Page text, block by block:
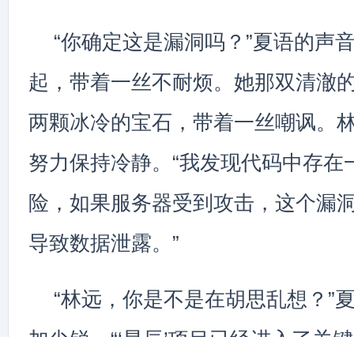
“你确定这是漏洞吗？”夏语的声
起，带着一丝不耐烦。她那双清澈
两颗冰冷的宝石，带着一丝嘲讽。
努力保持冷静。“我发现代码中存在
险，如果服务器受到攻击，这个漏
导致数据泄露。”
“林远，你是不是在胡思乱想？”